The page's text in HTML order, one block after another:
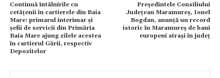
Continuă întâlnirile cu
cetățenii în cartierele din Baia
Mare: primarul interimar și
șefii de servicii din Primăria
Baia Mare ajung zilele acestea
în cartierul Gării, respectiv
Depozitelor
Președintele Consiliului
Județean Maramureș, Ionel
Bogdan, anunță un record
istoric în Maramureș de bani
europeni atrași în județ